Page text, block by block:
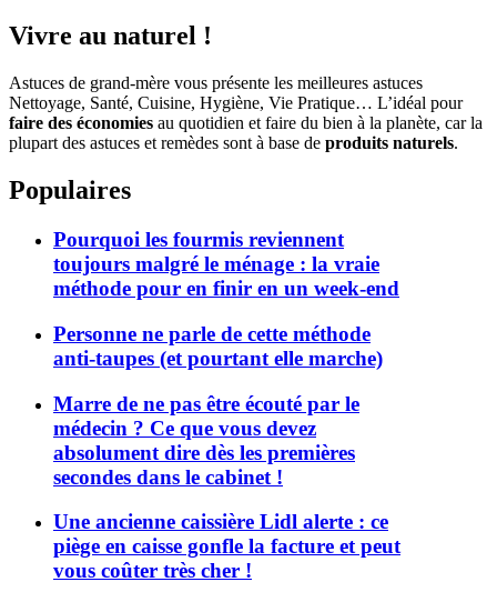
Vivre au naturel !
Astuces de grand-mère vous présente les meilleures astuces
Nettoyage, Santé, Cuisine, Hygiène, Vie Pratique… L’idéal pour
faire des économies au quotidien et faire du bien à la planète, car la
plupart des astuces et remèdes sont à base de produits naturels.
Populaires
Pourquoi les fourmis reviennent
toujours malgré le ménage : la vraie
méthode pour en finir en un week-end
Personne ne parle de cette méthode
anti-taupes (et pourtant elle marche)
Marre de ne pas être écouté par le
médecin ? Ce que vous devez
absolument dire dès les premières
secondes dans le cabinet !
Une ancienne caissière Lidl alerte : ce
piège en caisse gonfle la facture et peut
vous coûter très cher !